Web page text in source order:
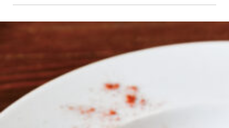
カレーが好き
京都おやつクラブ
私と店のはなし
今月の京みやげ